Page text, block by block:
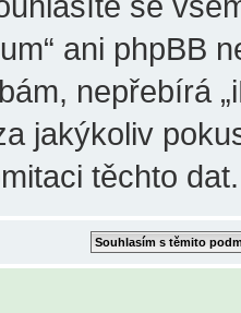
ani phpBB
nepřebírá
jakýkoliv
těchto dat.